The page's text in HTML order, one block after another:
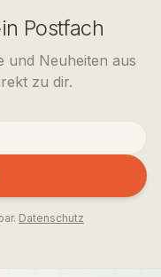
Postfach
und Neuheiten aus
zu dir.
Datenschutz